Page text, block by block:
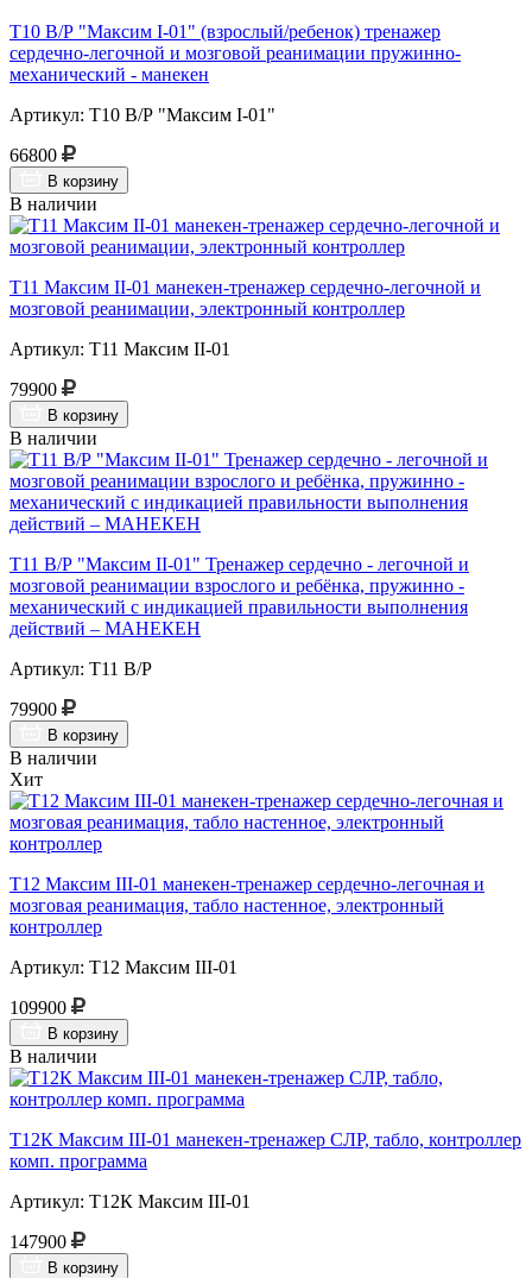
Т10 В/Р "Максим I-01" (взрослый/ребенок) тренажер
сердечно-легочной и мозговой реанимации пружинно-
механический - манекен
Артикул: Т10 В/Р "Максим I-01"
66800
В корзину
В наличии
Т11 Максим II-01 манекен-тренажер сердечно-легочной и
мозговой реанимации, электронный контроллер
Артикул: Т11 Максим II-01
79900
В корзину
В наличии
Т11 В/Р "Максим II-01" Тренажер сердечно - легочной и
мозговой реанимации взрослого и ребёнка, пружинно -
механический с индикацией правильности выполнения
действий – МАНЕКЕН
Артикул: Т11 В/Р
79900
В корзину
В наличии
Хит
Т12 Максим III-01 манекен-тренажер сердечно-легочная и
мозговая реанимация, табло настенное, электронный
контроллер
Артикул: Т12 Максим III-01
109900
В корзину
В наличии
Т12К Максим III-01 манекен-тренажер СЛР, табло, контроллер
комп. программа
Артикул: Т12К Максим III-01
147900
В корзину